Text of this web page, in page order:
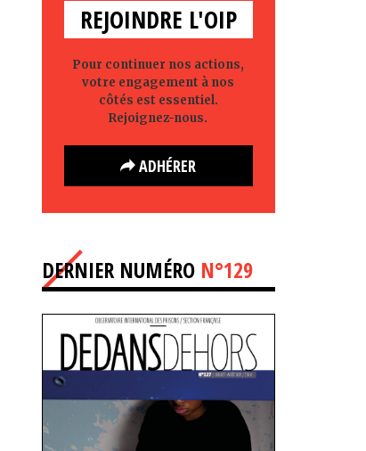
REJOINDRE L'OIP
Pour continuer nos actions,
votre engagement à nos
côtés est essentiel.
Rejoignez-nous.
ADHÉRER
DERNIER NUMÉRO N°129